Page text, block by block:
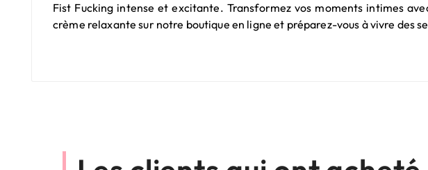
Fist Fucking intense et excitante. Transformez vos moments intimes
crème relaxante sur notre boutique en ligne et préparez-vous à vivre des